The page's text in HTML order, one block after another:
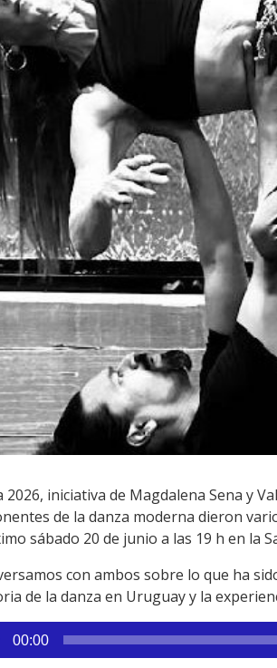
2026, iniciativa de Magdalena Sena y
de la danza moderna dieron
sábado 20 de junio a las 19 h en la
con ambos sobre lo que ha
de la danza en Uruguay y la
00:00